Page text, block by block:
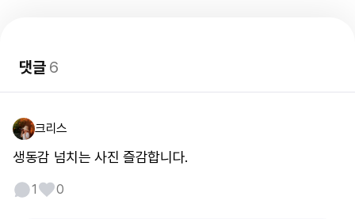
댓글6
크리스
생동감 넘치는 사진 즐감합니다.
1 0